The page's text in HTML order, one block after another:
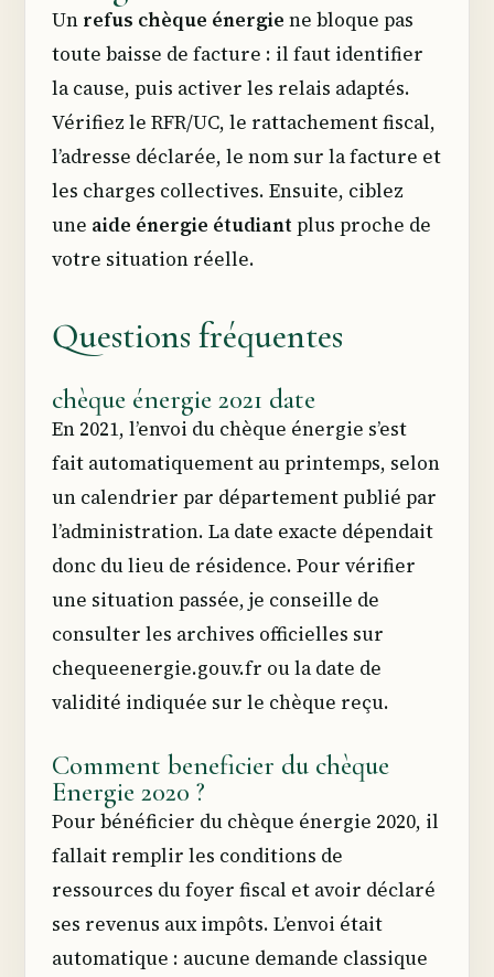
Un refus chèque énergie ne bloque pas
toute baisse de facture : il faut identifier
la cause, puis activer les relais adaptés.
Vérifiez le RFR/UC, le rattachement fiscal,
l’adresse déclarée, le nom sur la facture et
les charges collectives. Ensuite, ciblez
une aide énergie étudiant plus proche de
votre situation réelle.
Questions fréquentes
chèque énergie 2021 date
En 2021, l’envoi du chèque énergie s’est
fait automatiquement au printemps, selon
un calendrier par département publié par
l’administration. La date exacte dépendait
donc du lieu de résidence. Pour vérifier
une situation passée, je conseille de
consulter les archives officielles sur
chequeenergie.gouv.fr ou la date de
validité indiquée sur le chèque reçu.
Comment beneficier du chèque
Energie 2020 ?
Pour bénéficier du chèque énergie 2020, il
fallait remplir les conditions de
ressources du foyer fiscal et avoir déclaré
ses revenus aux impôts. L’envoi était
automatique : aucune demande classique